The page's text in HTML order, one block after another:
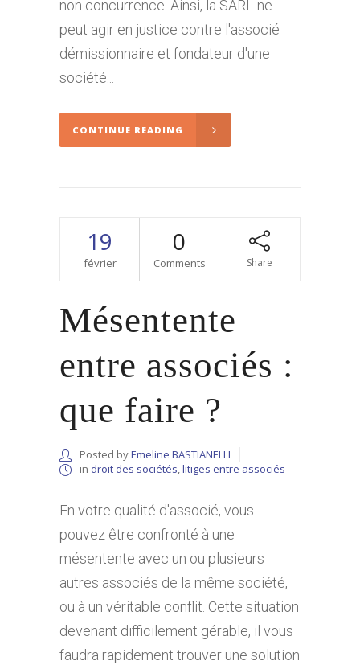
non concurrence. Ainsi, la SARL ne
peut agir en justice contre l'associé
démissionnaire et fondateur d'une
société...
CONTINUE READING
19
février
0
Comments Share
Mésentente
entre associés :
que faire ?
Posted byEmeline BASTIANELLI
in droit des sociétés,litiges entre associés
En votre qualité d'associé, vous
pouvez être confronté à une
mésentente avec un ou plusieurs
autres associés de la même société,
ou à un véritable conflit. Cette situation
devenant difficilement gérable, il vous
faudra rapidement trouver une solution